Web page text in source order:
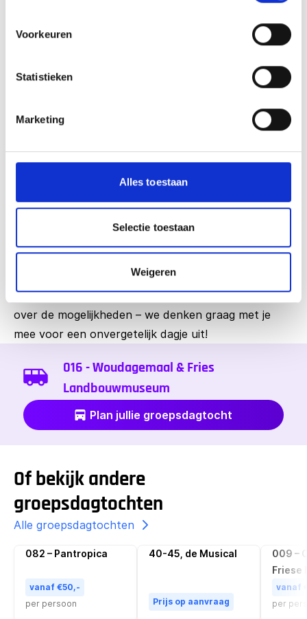
Voorkeuren
Statistieken
Marketing
Alles toestaan
Selectie toestaan
Weigeren
45-50
63-70
Bij wijziging in het aantal deelnemers zal de prijs per
Interesse? Vraag een offerte aan!
compleet verzorgde groepsdagtocht vol beleving,
Neem contact met ons op voor meer informatie
over de mogelijkheden – we denken graag met je
mee voor een onvergetelijk dagje uit!
016 - Woudagemaal & Fries
Landbouwmuseum
Plan jullie groepsdagtocht
Of bekijk andere
groepsdagtochten
Alle groepsdagtochten
082 – Pantropica
vanaf €50,-
per persoon
40-45, de Musical
Prijs op aanvraag
009 –
Friese
vanaf
per